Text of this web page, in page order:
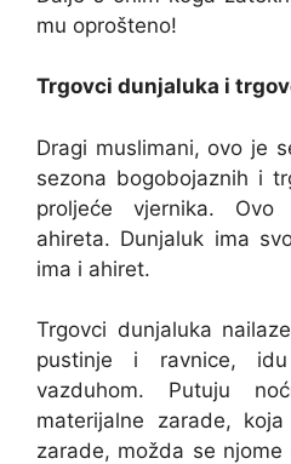
mu oprošteno!
Trgovci dunjaluka i
Dragi muslimani, ovo je
sezona bogobojaznih i
proljeće vjernika.
ahireta. Dunjaluk ima
ima i ahiret.
Trgovci dunjaluka
pustinje i ravnice,
vazduhom. Putuju
materijalne zarade,
zarade, možda se